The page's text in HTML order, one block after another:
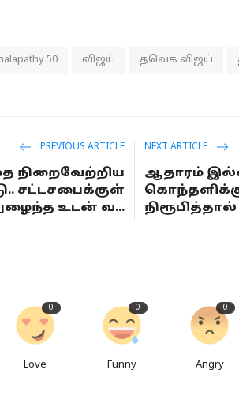
50 விஜய் தவெக விஜய்
PREVIOUS ARTICLE
நிறைவேற்றிய
சட்டசபைக்குள்
உடன் வ...
NEXT ARTICLE
ஆதாரம்
0
Love
0
Funny
0
Angry